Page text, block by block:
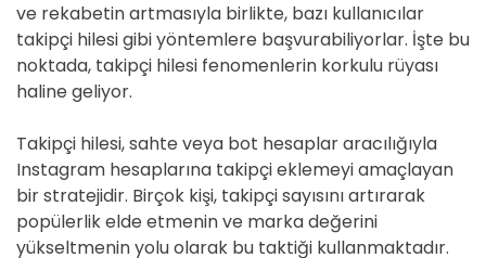
ve rekabetin artmasıyla birlikte, bazı kullanıcılar
takipçi hilesi gibi yöntemlere başvurabiliyorlar. İşte bu
noktada, takipçi hilesi fenomenlerin korkulu rüyası
haline geliyor.
Takipçi hilesi, sahte veya bot hesaplar aracılığıyla
Instagram hesaplarına takipçi eklemeyi amaçlayan
bir stratejidir. Birçok kişi, takipçi sayısını artırarak
popülerlik elde etmenin ve marka değerini
yükseltmenin yolu olarak bu taktiği kullanmaktadır.